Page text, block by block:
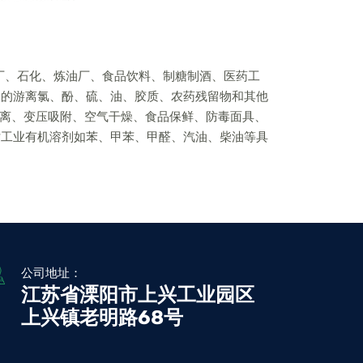
石化、炼油厂、食品饮料、制糖制酒、医药工
游离氯、酚、硫、油、胶质、农药残留物和其他
变压吸附、空气干燥、食品保鲜、防毒面具、
业有机溶剂如苯、甲苯、甲醛、汽油、柴油等具
公司地址：
江苏省溧阳市上兴工业园区
上兴镇老明路68号